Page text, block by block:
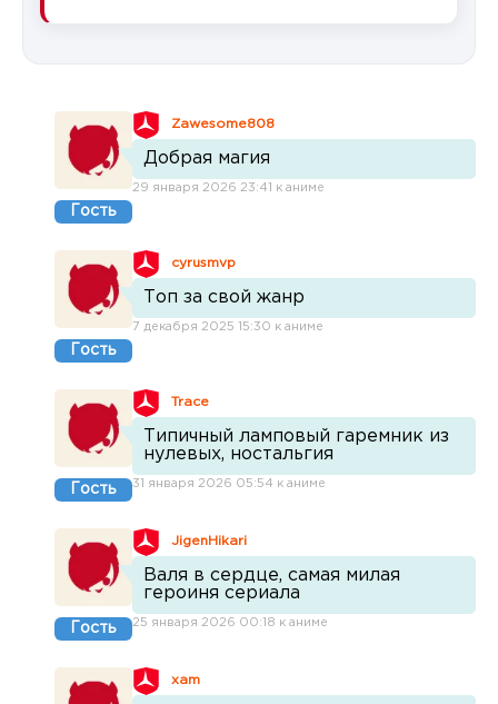
Гость
Zawesome808
Добрая магия
29 января 2026 23:41 к аниме
Гость
cyrusmvp
Топ за свой жанр
7 декабря 2025 15:30 к аниме
Гость
Trace
Типичный ламповый гаремник из
нулевых, ностальгия
31 января 2026 05:54 к аниме
Гость
JigenHikari
Валя в сердце, самая милая
героиня сериала
25 января 2026 00:18 к аниме
xam